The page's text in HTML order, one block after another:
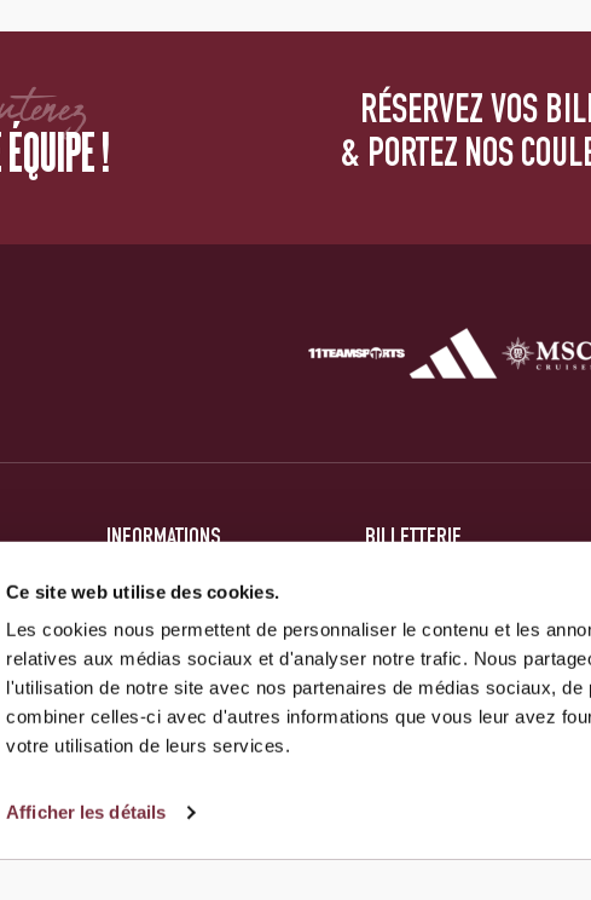
Ce site web utilise des cookies.
Les cookies nous permettent de personnaliser le contenu et les
relatives aux médias sociaux et d'analyser notre trafic. Nous
l'utilisation de notre site avec nos partenaires de médias sociaux,
combiner celles-ci avec d'autres informations que vous leur avez
votre utilisation de leurs services.
Afficher les détails
!
RÉSERVEZ VOS
& PORTEZ NOS
INFORMATIONS
PRESSE
FORUM
ACTUALITÉS
GALERIES
BILLETTERIE
ABONNEMENTS